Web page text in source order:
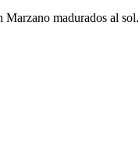
Marzano madurados al sol.